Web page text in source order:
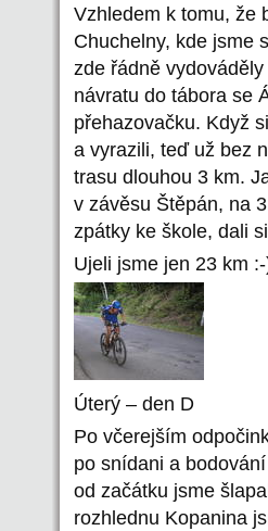
Vzhledem k tomu, že
Chuchelny, kde jsme
zde řádně
návratu do tábora se
přehazovačku. Když
a vyrazili, teď už bez
trasu dlouhou 3 km.
v závěsu Štěpán, na
zpátky ke škole, dali
Ujeli jsme jen 23 km
Úterý – den D
Po včerejším
po snídani a
od začátku jsme
rozhlednu Kopanina